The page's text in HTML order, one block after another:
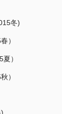
冬)
）
）
）